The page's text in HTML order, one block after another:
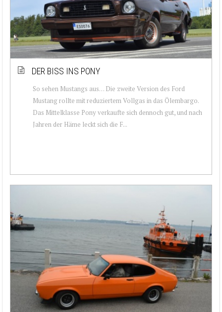
DER BISS INS PONY
So sehen Mustangs aus… Die zweite Version des Ford
Mustang rollte mit reduziertem Vollgas in das Ölembargo.
Das Mittelklasse Pony verkaufte sich dennoch gut, und nach
Jahren der Häme leckt sich die F...